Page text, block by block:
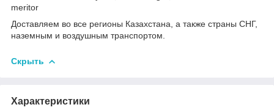
meritor
Доставляем во все регионы Казахстана, а также страны СНГ,
наземным и воздушным транспортом.
Скрыть
Характеристики